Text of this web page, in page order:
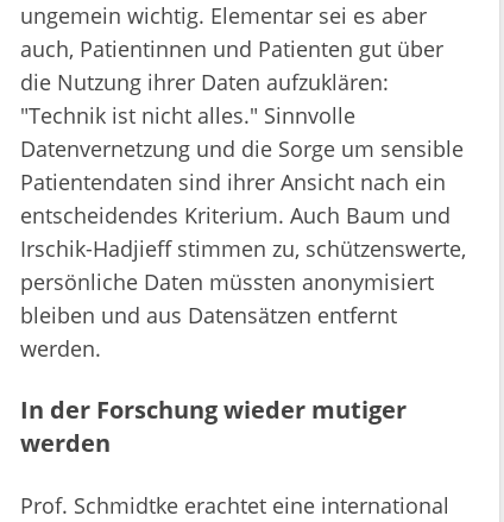
ungemein wichtig. Elementar sei es aber
auch, Patientinnen und Patienten gut über
die Nutzung ihrer Daten aufzuklären:
"Technik ist nicht alles." Sinnvolle
Datenvernetzung und die Sorge um sensible
Patientendaten sind ihrer Ansicht nach ein
entscheidendes Kriterium. Auch Baum und
Irschik-Hadjieff stimmen zu, schützenswerte,
persönliche Daten müssten anonymisiert
bleiben und aus Datensätzen entfernt
werden.
In der Forschung wieder mutiger
werden
Prof. Schmidtke erachtet eine international